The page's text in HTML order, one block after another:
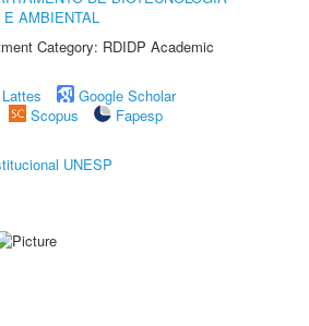
AMBIENTAL
Category: RDIDP Academic
Google Scholar
Scopus
Fapesp
UNESP